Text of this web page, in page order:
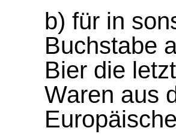
b) für in
Buchstabe
Bier die
Waren aus